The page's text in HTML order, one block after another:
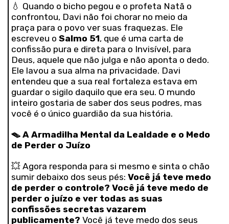
💧 Quando o bicho pegou e o profeta Natã o
confrontou, Davi não foi chorar no meio da
praça para o povo ver suas fraquezas. Ele
escreveu o Salmo 51, que é uma carta de
confissão pura e direta para o Invisível, para
Deus, aquele que não julga e não aponta o dedo.
Ele lavou a sua alma na privacidade. Davi
entendeu que a sua real fortaleza estava em
guardar o sigilo daquilo que era seu. O mundo
inteiro gostaria de saber dos seus podres, mas
você é o único guardião da sua história.
🪤 A Armadilha Mental da Lealdade e o Medo
de Perder o Juízo
💥 Agora responda para si mesmo e sinta o chão
sumir debaixo dos seus pés: Você já teve medo
de perder o controle? Você já teve medo de
perder o juízo e ver todas as suas
confissões secretas vazarem
publicamente? Você já teve medo dos seus